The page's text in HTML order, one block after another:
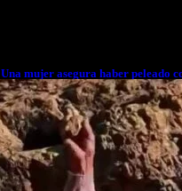
Una mujer asegura haber peleado
extraterrestre cuerpo a cuerpo